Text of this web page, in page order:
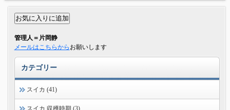
管理人＝片岡静
メールはこちらから お願いします
カテゴリー
スイカ (41)
スイカ 収穫時期 (3)